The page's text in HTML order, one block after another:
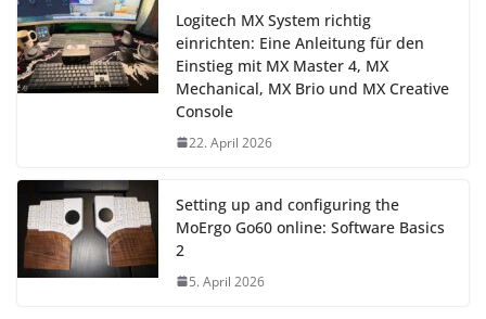
Logitech MX System richtig
einrichten: Eine Anleitung für den
Einstieg mit MX Master 4, MX
Mechanical, MX Brio und MX Creative
Console
22. April 2026
Setting up and configuring the
MoErgo Go60 online: Software Basics
2
5. April 2026